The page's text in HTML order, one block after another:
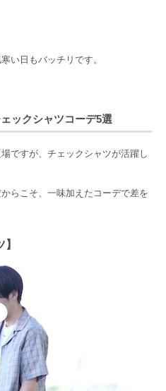
い日もバッチリです。
ックシャツコーデ5選
ですが、チェックシャツが活躍し
らこそ、一味加えたコーデで差を